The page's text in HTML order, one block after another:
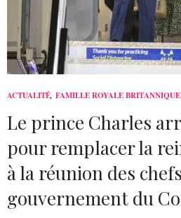
ACTUALITÉ, FAMILLE ROYALE BRITANNIQUE
Le prince Charles
pour remplacer la
à la réunion des
gouvernement du